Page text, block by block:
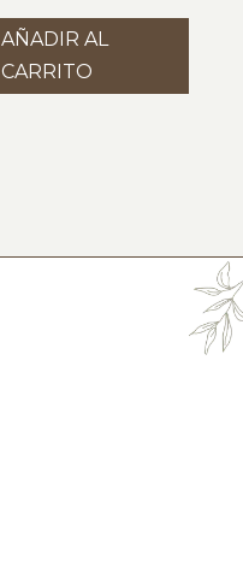
AÑADIR AL
CARRITO